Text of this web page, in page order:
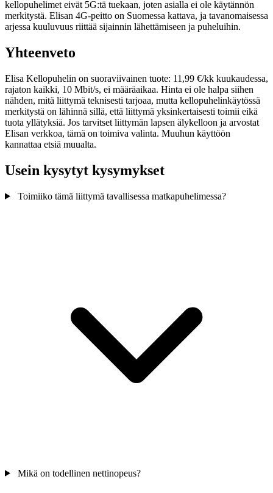
kellopuhelimet eivät 5G:tä tuekaan, joten asialla ei ole käytännön
merkitystä. Elisan 4G-peitto on Suomessa kattava, ja tavanomaisessa
arjessa kuuluvuus riittää sijainnin lähettämiseen ja puheluihin.
Yhteenveto
Elisa Kellopuhelin on suoraviivainen tuote: 11,99 €/kk kuukaudessa,
rajaton kaikki, 10 Mbit/s, ei määräaikaa. Hinta ei ole halpa siihen
nähden, mitä liittymä teknisesti tarjoaa, mutta kellopuhelinkäytössä
merkitystä on lähinnä sillä, että liittymä yksinkertaisesti toimii eikä
tuota yllätyksiä. Jos tarvitset liittymän lapsen älykelloon ja arvostat
Elisan verkkoa, tämä on toimiva valinta. Muuhun käyttöön
kannattaa etsiä muualta.
Usein kysytyt kysymykset
Toimiiko tämä liittymä tavallisessa matkapuhelimessa?
Mikä on todellinen nettinopeus?